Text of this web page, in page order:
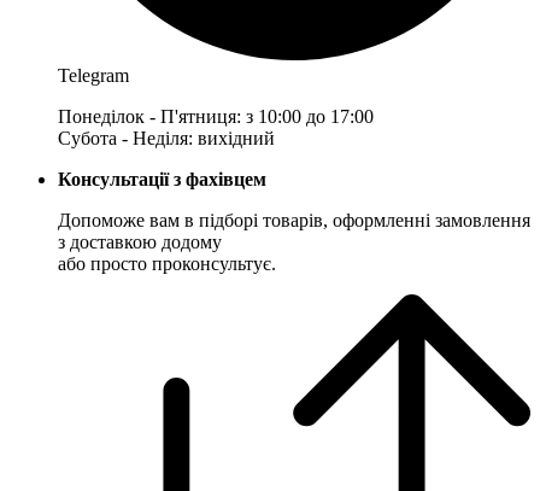
Telegram
Понеділок - П'ятниця: з 10:00 до 17:00
Субота - Неділя: вихідний
Консультації з фахівцем
Допоможе вам в підборі товарів, оформленні замовлення
з доставкою додому
або просто проконсультує.